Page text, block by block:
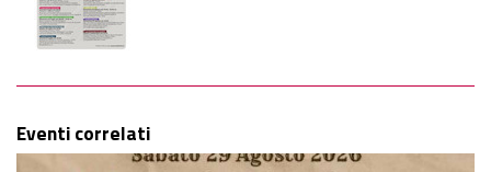
Eventi correlati